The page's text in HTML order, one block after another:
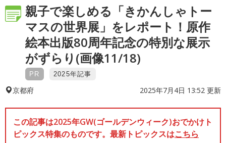
親子で楽しめる「きかんしゃトー
マスの世界展」をレポート！原作
絵本出版80周年記念の特別な展示
がずらり(画像11/18)
PR 2025年記事
京都府 2025年7月4日 13:52 更新
この記事は2025年GW(ゴールデンウィーク)おでかけト
ピックス特集のものです。最新トピックスはこちら